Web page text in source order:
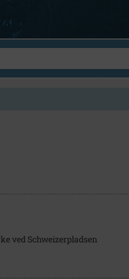
ved Schweizerpladsen